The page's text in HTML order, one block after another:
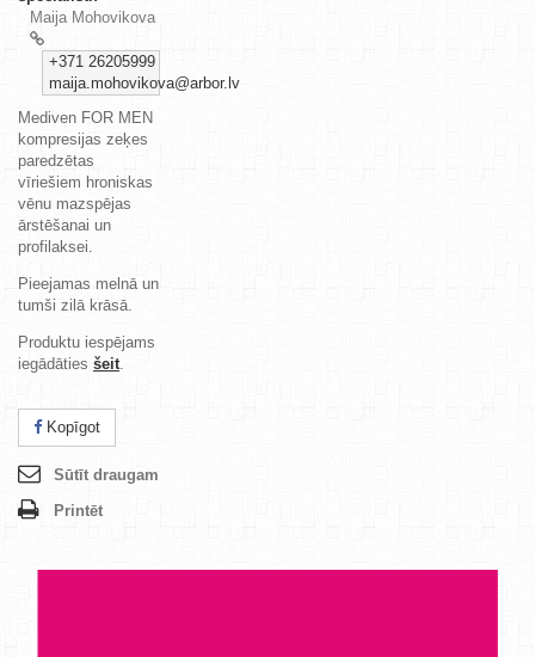
Maija Mohovikova
+371 26205999
maija.mohovikova@arbor.lv
Mediven FOR MEN
kompresijas zeķes
paredzētas
vīriešiem hroniskas
vēnu mazspējas
ārstēšanai un
profilaksei.
Pieejamas melnā un
tumši zilā krāsā.
Produktu iespējams
iegādāties šeit.
Kopīgot
Sūtīt draugam
Printēt